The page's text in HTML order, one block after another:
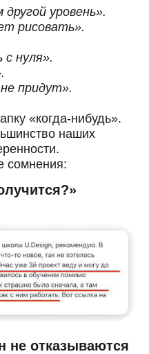
уровень».
рисовать».
нуля».
придут».
«когда-нибудь».
наших
сомнения:
не отказываются